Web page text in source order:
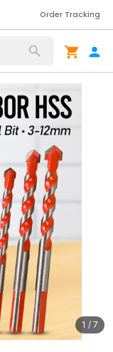
Order Tracking
1 / 7